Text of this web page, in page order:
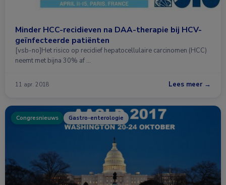
Minder HCC-recidieven na DAA-therapie bij HCV-
geïnfecteerde patiënten
[vsb-no]Het risico op recidief hepatocellulaire carcinomen (HCC)
neemt met bijna 30% af …
11 apr. 2018 Lees meer →
Congresnieuws Gastro-enterologie